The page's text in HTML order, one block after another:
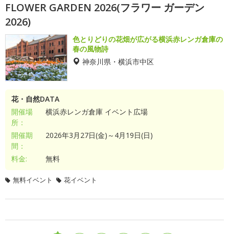
FLOWER GARDEN 2026(フラワー ガーデン
2026)
色とりどりの花畑が広がる横浜赤レンガ倉庫の
春の風物詩
神奈川県・横浜市中区
花・自然DATA
開催場
所：
横浜赤レンガ倉庫 イベント広場
開催期
間：
2026年3月27日(金)～4月19日(日)
料金: 無料
無料イベント 花イベント